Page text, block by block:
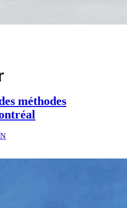
méthodes